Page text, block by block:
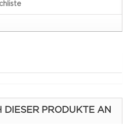
DIESER PRODUKTE AN